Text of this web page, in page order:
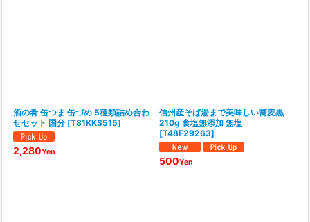
酒の肴 缶つま 缶づめ 5種類詰め合わ
せセット 国分 [T81KKS515]
2,280Yen
信州産そば湯まで美味しい蕎麦黒
210g 食塩無添加 無塩
[T48F29263]
500Yen